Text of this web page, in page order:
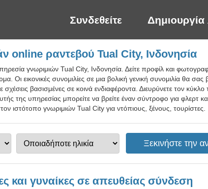
Συνδεθείτε
online ραντεβού Tual City, Ινδονησία
γνωριμιών Tual City, Ινδονησία. Δείτε προφίλ και
Οι εικονικές συνομιλίες σε μια βολική γενική συνομιλία θα
βασισμένες σε κοινά ενδιαφέροντα. Διευρύνετε τον κύκλο
της υπηρεσίας μπορείτε να βρείτε έναν σύντροφο για φλερτ
ιστότοπο γνωριμιών Tual City για ντόπιους, ξένους, τουρίστες.
και γυναίκες σε απευθείας σύνδεση